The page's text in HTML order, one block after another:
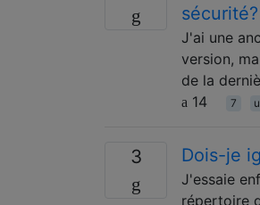
sécurité?
J'ai une
version,
de la
14
7
3 Dois-je
J'essaie
répertoire